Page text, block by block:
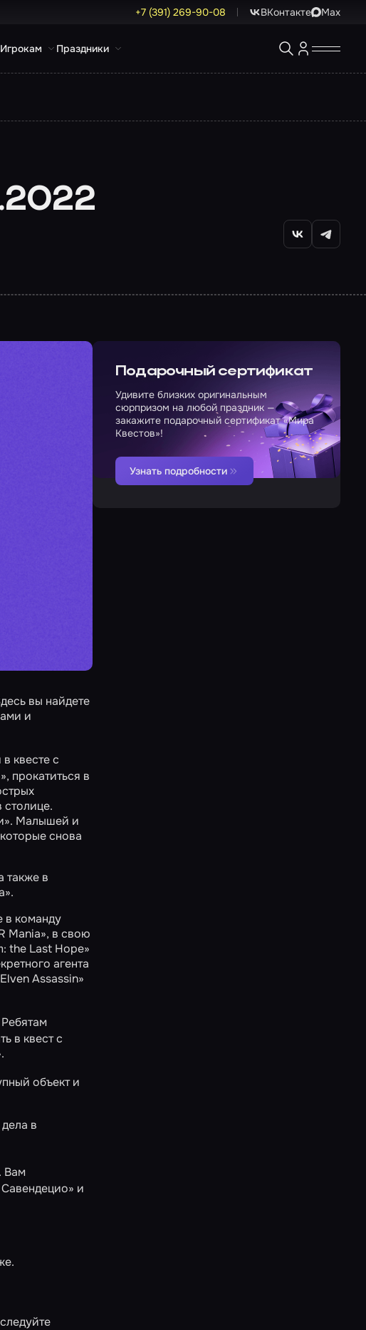
+7 (391) 269-90-08 ВКонтакте Max
Игрокам Праздники
вы найдете
и
квесте с
, прокатиться в
. Малышей и
снова
также в
в команду
Mania», в свою
the Last Hope»
агента
Assassin»
Ребятам
в квест с
.
объект и
в
Вам
и
Подарочный сертификат
Удивите близких оригинальным
сюрпризом на любой праздник —
закажите подарочный сертификат «Мира
Квестов»!
Узнать подробности